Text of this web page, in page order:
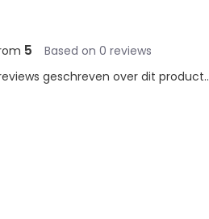
5 Based on 0 reviews
geschreven over dit product..